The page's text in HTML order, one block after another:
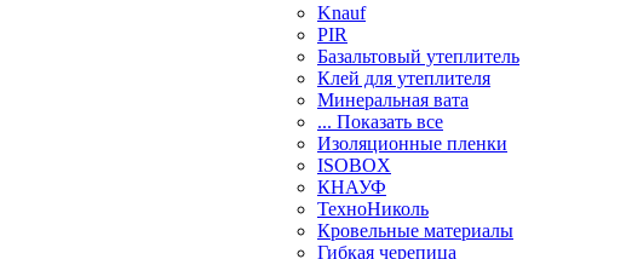
Knauf
PIR
Базальтовый утеплитель
Клей для утеплителя
Минеральная вата
... Показать все
Изоляционные пленки
ISOBOX
КНАУФ
ТехноНиколь
Кровельные материалы
Гибкая черепица